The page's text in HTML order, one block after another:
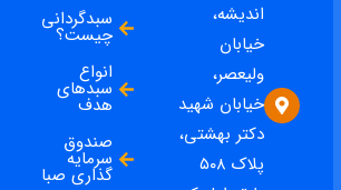
اندیشه،
خیابان
ولیعصر،
خیابان شهید
دکتر بهشتی،
پلاک ۵۰۸
سبدگردانی
چیست؟
انواع
سبدهای
هدف
صندوق
سرمایه
گذاری صبا